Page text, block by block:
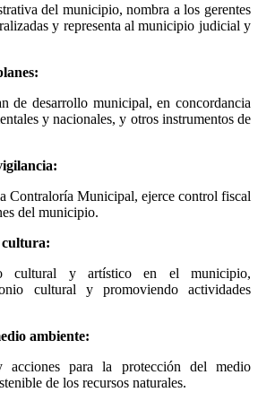
del municipio, nombra a los gerentes
y representa al municipio judicial y
de desarrollo municipal, en concordancia
y nacionales, y otros instrumentos de
Contraloría Municipal, ejerce control fiscal
del municipio.
cultura:
cultural y artístico en el municipio,
cultural y promoviendo actividades
ambiente:
acciones para la protección del medio
de los recursos naturales.